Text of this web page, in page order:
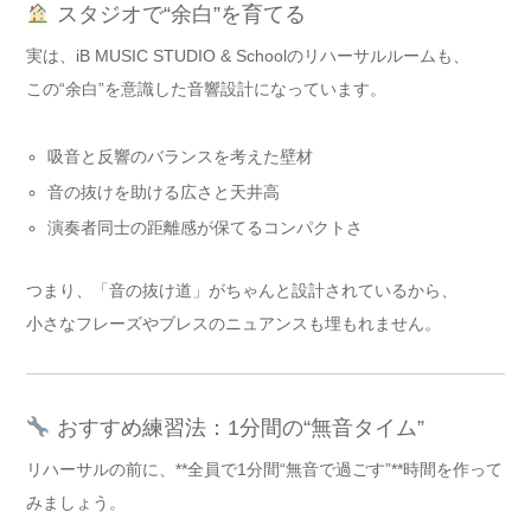
スタジオで“余白”を育てる
実は、iB MUSIC STUDIO & Schoolのリハーサルルームも、
この“余白”を意識した音響設計になっています。
吸音と反響のバランスを考えた壁材
音の抜けを助ける広さと天井高
演奏者同士の距離感が保てるコンパクトさ
つまり、「音の抜け道」がちゃんと設計されているから、
小さなフレーズやブレスのニュアンスも埋もれません。
おすすめ練習法：1分間の“無音タイム”
リハーサルの前に、**全員で1分間“無音で過ごす”**時間を作って
みましょう。